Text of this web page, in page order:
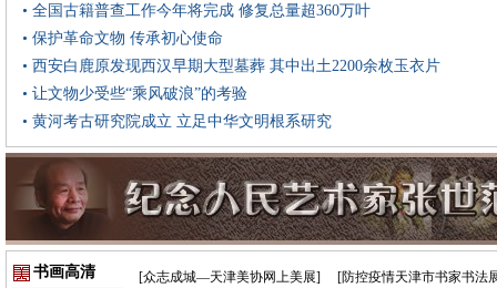
• 全国古籍普查工作今年将完成 修复总量超360万叶
• 保护革命文物 传承初心使命
• 西安白鹿原发现西汉早期大型墓葬 其中出土2200余枚玉衣片
• 让文物少受些“乘风破浪”的考验
• 黄河考古研究院成立 立足中华文明根系研究
书画高清 [众志成城—天津美协网上美展] [防控疫情天津市书家书法